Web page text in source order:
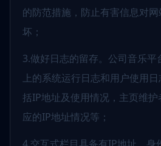
的防范措施，防止有害信息对
坏；
3.做好日志的留存。公司音乐平
上的系统运行日志和用户使用
括IP地址及使用情况，主页维
应的IP地址情况等；